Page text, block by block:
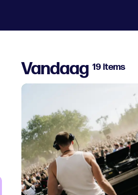
Vandaag 19 items